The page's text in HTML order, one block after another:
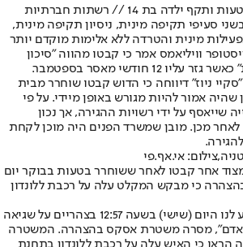
בת 14 // רשתות חברתיות
סעיפי תקיפה מינית, ניסיון תקיפה מינית,
מינית והטרדה ללא אלימות מוקדם יותר
וויליאמס אמר כי קבטו מהווה "סיכון
12 חודשי מאסר בספטמבר.
ניוז" דיווחה כי הדוש קבטו שוחרר מבית
שהיה אמור להיות מגורש באופן מיידי. על פי
שייאסף על ידי רשויות ההגירה, אך נכון
מכן. מובן שמשרד הפנים היה מוכן לקחת
אי.אף.פי
אחר קבטו לאחר ששוחרר בטעות בבוקר יום
כי מבקש המקלט עלה על רכבת ללונדון
"שירות בתי הסוהר הודיע ​​לנו היום (שישי) בשעה 12:57 בצהריים על שגיאה
אדם", מסרה משטרת אסקס בהצהרה. המשטרה